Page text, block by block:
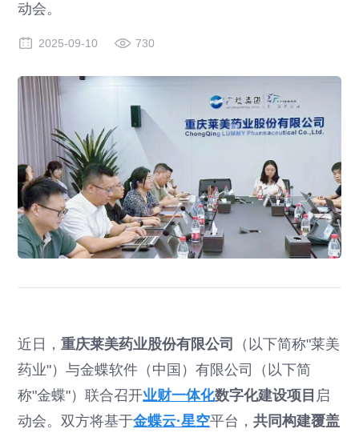
动会。
2025-09-10 730
近日，重庆莱美药业股份有限公司
（以下简称"莱美
药业"）与金蝶软件（中国）有限公司（以下简
称"金蝶"）联合召开业财一体化数字化建设项目 启
动会。双方将基于金蝶云·星空平台，共同构建覆盖